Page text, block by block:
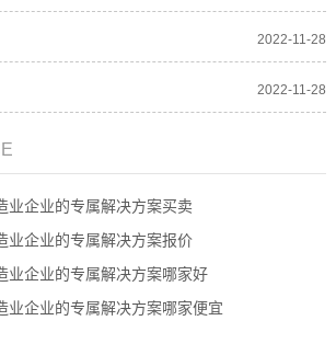
2022-11-28
2022-11-28
业企业的专属解决方案买卖
业企业的专属解决方案报价
业企业的专属解决方案哪家好
业企业的专属解决方案哪家便宜